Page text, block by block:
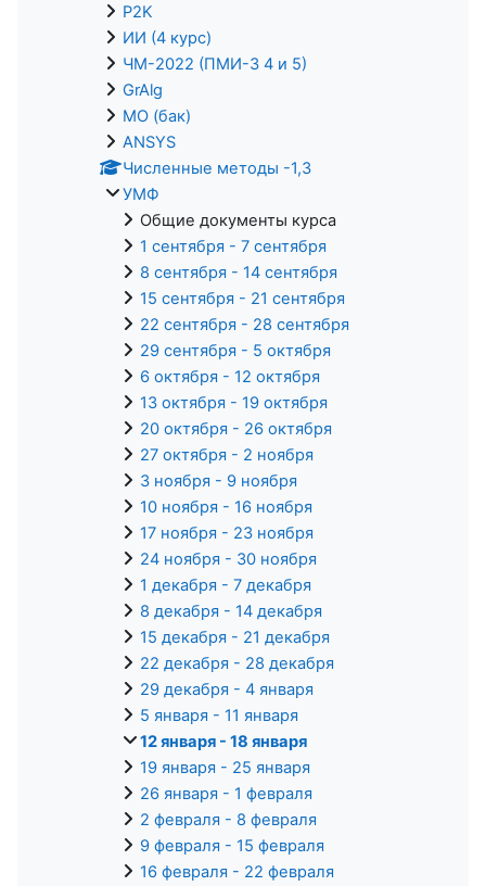
P2K
ИИ (4 курс)
ЧМ-2022 (ПМИ-3 4 и 5)
GrAlg
МО (бак)
ANSYS
Численные методы -1,3
УМФ
Общие документы курса
1 сентября - 7 сентября
8 сентября - 14 сентября
15 сентября - 21 сентября
22 сентября - 28 сентября
29 сентября - 5 октября
6 октября - 12 октября
13 октября - 19 октября
20 октября - 26 октября
27 октября - 2 ноября
3 ноября - 9 ноября
10 ноября - 16 ноября
17 ноября - 23 ноября
24 ноября - 30 ноября
1 декабря - 7 декабря
8 декабря - 14 декабря
15 декабря - 21 декабря
22 декабря - 28 декабря
29 декабря - 4 января
5 января - 11 января
12 января - 18 января
19 января - 25 января
26 января - 1 февраля
2 февраля - 8 февраля
9 февраля - 15 февраля
16 февраля - 22 февраля